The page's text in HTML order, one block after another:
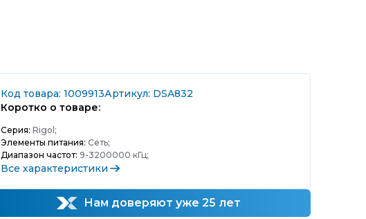
Код товара: 1009913Артикул: DSA832
Коротко о товаре:
Серия: Rigol;
Элементы питания: Сеть;
Диапазон частот: 9-3200000 кГц;
Все характеристики
Нам доверяют уже 25 лет